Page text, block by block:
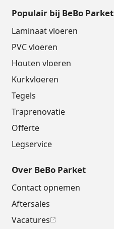
Populair bij BeBo Parket
Laminaat vloeren
PVC vloeren
Houten vloeren
Kurkvloeren
Tegels
Traprenovatie
Offerte
Legservice
Over BeBo Parket
Contact opnemen
Aftersales
Vacatures